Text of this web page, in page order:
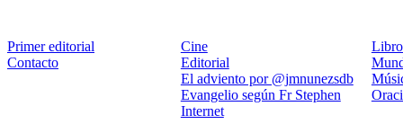
Primer editorial
Contacto
Cine
Editorial
El adviento por @jmnunezsdb
Evangelio según Fr Stephen
Internet